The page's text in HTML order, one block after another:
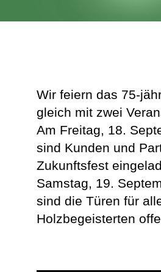
Wir feiern das 75-
gleich mit zwei
Am Freitag, 18.
sind Kunden und
Zukunftsfest
Samstag, 19.
sind die Türen für
Holzbegeisterten